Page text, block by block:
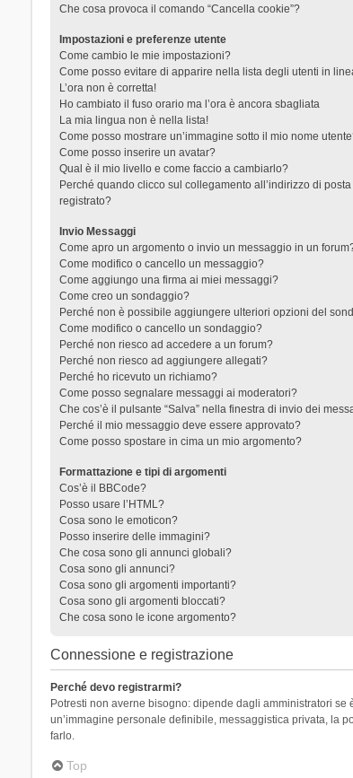
Che cosa provoca il comando “Cancella cookie”?
Impostazioni e preferenze utente
Come cambio le mie impostazioni?
Come posso evitare di apparire nella lista degli utenti in
L’ora non è corretta!
Ho cambiato il fuso orario ma l’ora è ancora sbagliata
La mia lingua non è nella lista!
Come posso mostrare un’immagine sotto il mio nome
Come posso inserire un avatar?
Qual è il mio livello e come faccio a cambiarlo?
Perché quando clicco sul collegamento all’indirizzo di
registrato?
Invio Messaggi
Come apro un argomento o invio un messaggio in un
Come modifico o cancello un messaggio?
Come aggiungo una firma ai miei messaggi?
Come creo un sondaggio?
Perché non è possibile aggiungere ulteriori opzioni del
Come modifico o cancello un sondaggio?
Perché non riesco ad accedere a un forum?
Perché non riesco ad aggiungere allegati?
Perché ho ricevuto un richiamo?
Come posso segnalare messaggi ai moderatori?
Che cos’è il pulsante “Salva” nella finestra di invio dei
Perché il mio messaggio deve essere approvato?
Come posso spostare in cima un mio argomento?
Formattazione e tipi di argomenti
Cos’è il BBCode?
Posso usare l’HTML?
Cosa sono le emoticon?
Posso inserire delle immagini?
Che cosa sono gli annunci globali?
Cosa sono gli annunci?
Cosa sono gli argomenti importanti?
Cosa sono gli argomenti bloccati?
Che cosa sono le icone argomento?
Connessione e registrazione
Perché devo registrarmi?
Potresti non averne bisogno: dipende dagli amministratori
un’immagine personale definibile, messaggistica privata, la
farlo.
Top